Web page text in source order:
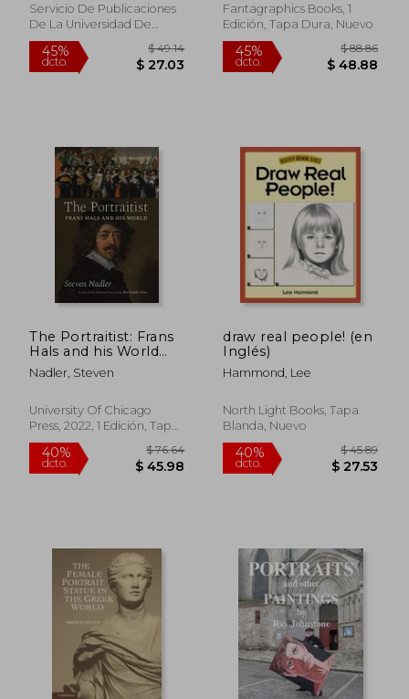
45%
dcto.
Servicio De Publicaciones
De La Universidad De
Cádiz, 1 Edición, Tapa
Blanda, Nuevo
Fantagraphics Books, 1
Edición, Tapa Dura, Nuevo
The Portraitist: Frans
Hals and his World
(en Inglés)
Nadler, Steven
University Of Chicago
Press, 2022, 1 Edición, Tapa
Dura, Nuevo
draw real people! (en
Inglés)
Hammond, Lee
North Light Books, Tapa
Blanda, Nuevo